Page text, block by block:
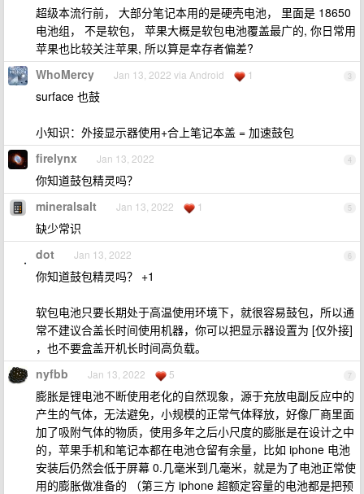
超级本流行前， 大部分笔记本用的是硬壳电池， 里面是 18650
电池组， 不是软包， 苹果大概是软包电池覆盖最广的, 你日常用
苹果也比较关注苹果, 所以算是幸存者偏差?
3
WhoMercy Jan 13, 2022 via Android 1
surface 也鼓
小知识：外接显示器使用+合上笔记本盖 = 加速鼓包
4
firelynx Jan 13, 2022
你知道鼓包精灵吗？
5
mineralsalt Jan 13, 2022 1
缺少常识
6
dot Jan 13, 2022
你知道鼓包精灵吗？ +1
软包电池只要长期处于高温使用环境下，就很容易鼓包，所以通
常不建议合盖长时间使用机器，你可以把显示器设置为 [仅外接]
，也不要盒盖开机长时间高负载。
7
nyfbb Jan 13, 2022 5
膨胀是锂电池不断使用老化的自然现象，源于充放电副反应中的
产生的气体，无法避免，小规模的正常气体释放，好像厂商里面
加了吸附气体的物质，使用多年之后小尺度的膨胀是在设计之中
的，苹果手机和笔记本都在电池仓留有余量，比如 iphone 电池
安装后仍然会低于屏幕 0.几毫米到几毫米，就是为了电池正常使
用的膨胀做准备的 （第三方 iphone 超额定容量的电池都是把预